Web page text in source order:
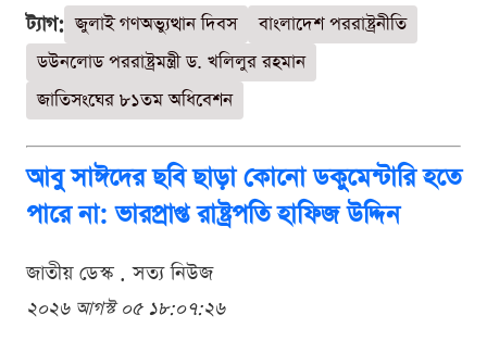
ট্যাগ: জুলাই গণঅভ্যুত্থান দিবস
বাংলাদেশ পররাষ্ট্রনীতি
ডউনলোড পররাষ্ট্রমন্ত্রী ড. খলিলুর রহমান
জাতিসংঘের ৮১তম অধিবেশন
আবু সাঈদের ছবি ছাড়া কোনো ডকুমেন্টারি হতে
পারে না: ভারপ্রাপ্ত রাষ্ট্রপতি হাফিজ উদ্দিন
জাতীয় ডেস্ক . সত্য নিউজ
২০২৬ আগস্ট ০৫ ১৮:০৭:২৬